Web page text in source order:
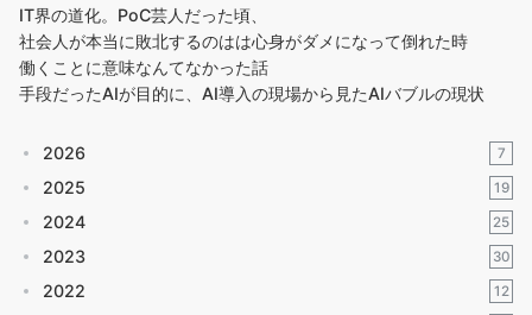
IT界の道化。PoC芸人だった頃、
社会人が本当に敗北するのはは心身がダメになって倒れた時
働くことに意味なんてなかった話
手段だったAIが目的に、AI導入の現場から見たAIバブルの現状
2026 7
2025 19
2024 25
2023 30
2022 12